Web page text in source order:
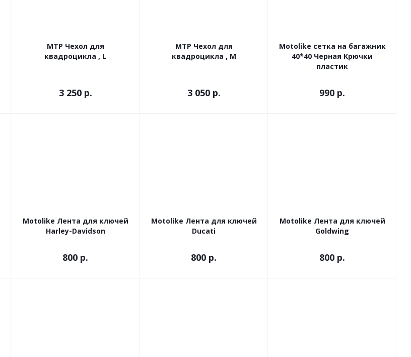
МТР Чехол для
квадроцикла , L
3 250р.
МТР Чехол для
квадроцикла , М
3 050р.
Motolike сетка на багажник
40*40 Черная Крючки
пластик
990 р.
Motolike Лента для ключей
Harley-Davidson
800 р.
Motolike Лента для ключей
Ducati
800 р.
Motolike Лента для ключей
Goldwing
800 р.